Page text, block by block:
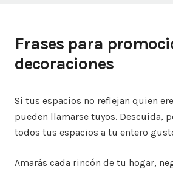
Frases para
decoraciones
Si tus espacios no reflejan quien
pueden llamarse tuyos. Descuida,
todos tus espacios a tu entero
Amarás cada rincón de tu hogar,